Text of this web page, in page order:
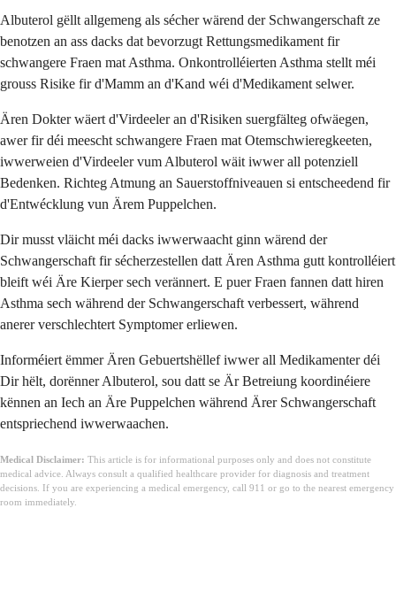
Albuterol gëllt allgemeng als sécher wärend der Schwangerschaft ze
benotzen an ass dacks dat bevorzugt Rettungsmedikament fir
schwangere Fraen mat Asthma. Onkontrolléierten Asthma stellt méi
grouss Risike fir d'Mamm an d'Kand wéi d'Medikament selwer.
Ären Dokter wäert d'Virdeeler an d'Risiken suergfälteg ofwäegen,
awer fir déi meescht schwangere Fraen mat Otemschwieregkeeten,
iwwerweien d'Virdeeler vum Albuterol wäit iwwer all potenziell
Bedenken. Richteg Atmung an Sauerstoffniveauen si entscheedend fir
d'Entwécklung vun Ärem Puppelchen.
Dir musst vläicht méi dacks iwwerwaacht ginn wärend der
Schwangerschaft fir sécherzestellen datt Ären Asthma gutt kontrolléiert
bleift wéi Äre Kierper sech verännert. E puer Fraen fannen datt hiren
Asthma sech während der Schwangerschaft verbessert, während
anerer verschlechtert Symptomer erliewen.
Informéiert ëmmer Ären Gebuertshëllef iwwer all Medikamenter déi
Dir hëlt, dorënner Albuterol, sou datt se Är Betreiung koordinéiere
kënnen an Iech an Äre Puppelchen während Ärer Schwangerschaft
entspriechend iwwerwaachen.
Medical Disclaimer: This article is for informational purposes only and does not constitute
medical advice. Always consult a qualified healthcare provider for diagnosis and treatment
decisions. If you are experiencing a medical emergency, call 911 or go to the nearest emergency
room immediately.